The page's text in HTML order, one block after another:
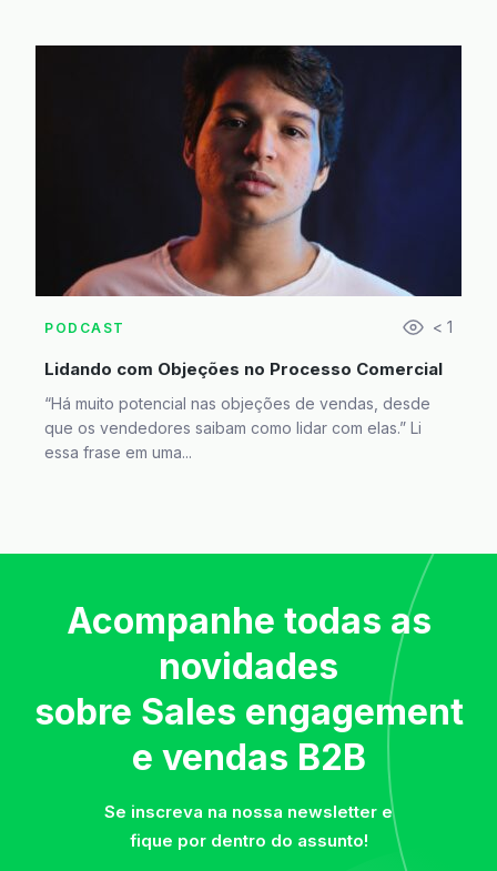
PODCAST < 1
Lidando com Objeções no Processo Comercial
“Há muito potencial nas objeções de vendas, desde
que os vendedores saibam como lidar com elas.” Li
essa frase em uma...
Acompanhe todas as
novidades
sobre Sales engagement
e vendas B2B
Se inscreva na nossa newsletter e
fique por dentro do assunto!